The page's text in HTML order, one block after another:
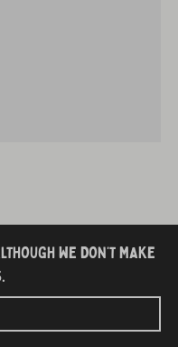
WE DON’T MAKE
TOEVOEGEN